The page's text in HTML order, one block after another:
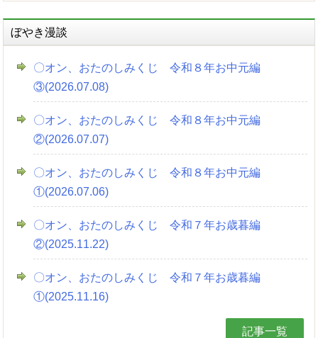
ぼやき漫談
〇オン、おたのしみくじ 令和８年お中元編
③(2026.07.08)
〇オン、おたのしみくじ 令和８年お中元編
②(2026.07.07)
〇オン、おたのしみくじ 令和８年お中元編
①(2026.07.06)
〇オン、おたのしみくじ 令和７年お歳暮編
②(2025.11.22)
〇オン、おたのしみくじ 令和７年お歳暮編
①(2025.11.16)
記事一覧